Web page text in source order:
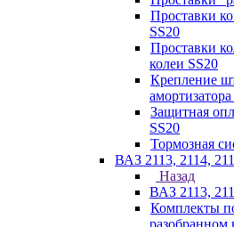
Проставки
SS20
Проставки
колеи SS20
Крепление
Защитная
SS20
Тормозная
ВАЗ 2113, 2114,
Назад
ВАЗ 2113,
Комплекты
разобранном